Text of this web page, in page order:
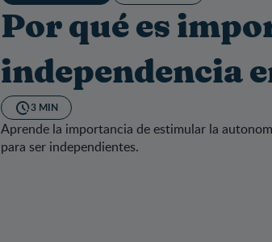
Por qué es
independencia
3 MIN
Aprende la importancia de estimular la
para ser independientes.